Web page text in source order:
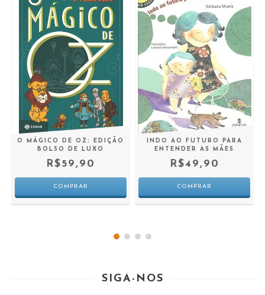
O MÁGICO DE OZ: EDIÇÃO
BOLSO DE LUXO
R$59,90
INDO AO FUTURO PARA
ENTENDER AS MÃES
R$49,90
SIGA-NOS